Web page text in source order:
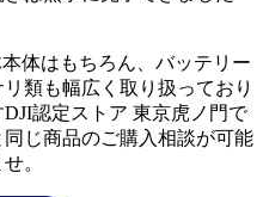
体はもちろん、バッテリー
類も幅広く取り扱っており
認定ストア 東京虎ノ門で
じ商品のご購入相談が可能
。